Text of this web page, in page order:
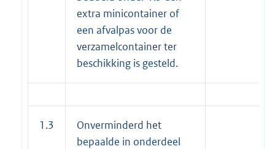
extra minicontainer of
een afvalpas voor de
verzamelcontainer ter
beschikking is gesteld.
1.3
Onverminderd het
bepaalde in onderdeel